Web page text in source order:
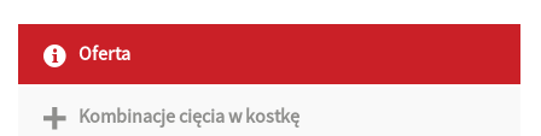
Oferta
Kombinacje cięcia w kostkę